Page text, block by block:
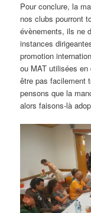
Pour conclure, la
nos clubs pourront
évènements, ils ne
instances
promotion
ou MAT utilisées en
être pas facilement
pensons que la
alors faisons-là